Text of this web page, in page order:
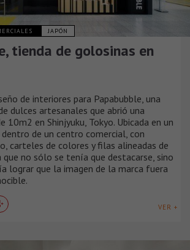
JAPÓN
tienda de golosinas en
de interiores para Papabubble, una
dulces artesanales que abrió una
10m2 en Shinjyuku, Tokyo. Ubicada en un
de un centro comercial, con
carteles de colores y filas alineadas de
no sólo se tenía que destacarse, sino
lograr que la imagen de la marca fuera
VER +